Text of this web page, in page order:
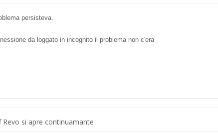
persisteva.
da loggato in incognito il problema non c'era
si apre continuamante